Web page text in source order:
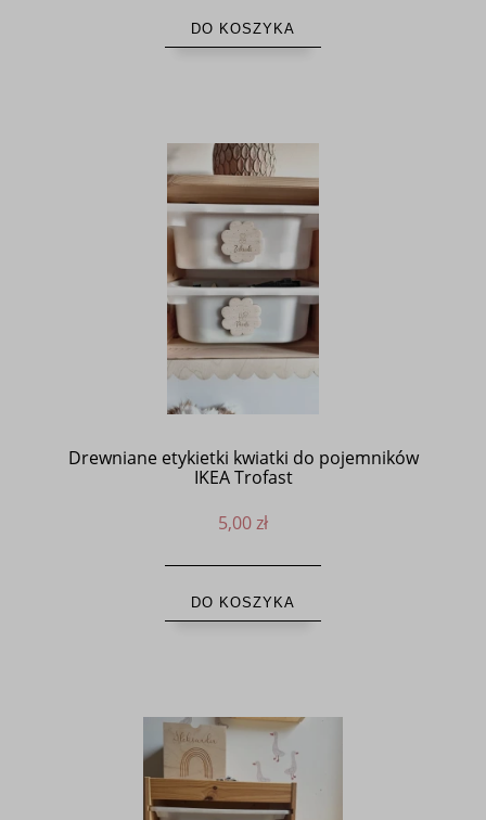
DO KOSZYKA
Drewniane etykietki kwiatki do pojemników
IKEA Trofast
5,00 zł
DO KOSZYKA